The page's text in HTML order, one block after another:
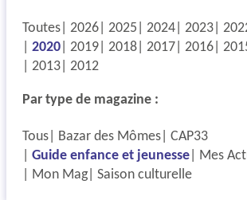
Toutes 2026 2025 2024 2023
2020
2019 2018 2017 2016
2013
2012
Par type de magazine :
Tous Bazar des Mômes
CAP33
Guide enfance et jeunesse
Mes
Mon Mag
Saison culturelle